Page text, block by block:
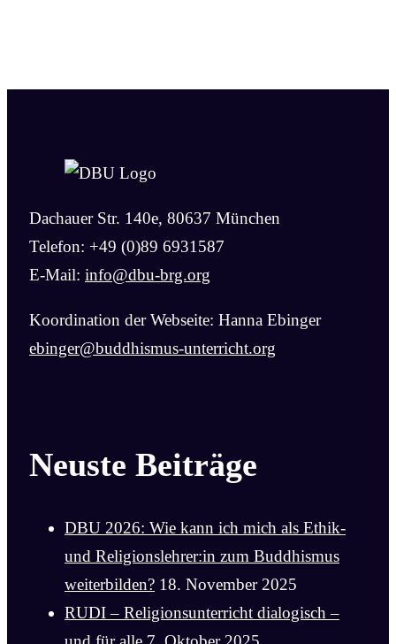
Dachauer Str. 140e, 80637 München
Telefon: +49 (0)89 6931587
E-Mail: info@dbu-brg.org
Koordination der Webseite: Hanna Ebinger
ebinger@buddhismus-unterricht.org
Neuste Beiträge
DBU 2026: Wie kann ich mich als Ethik-
und Religionslehrer:in zum Buddhismus
weiterbilden? 18. November 2025
RUDI – Religionsunterricht dialogisch –